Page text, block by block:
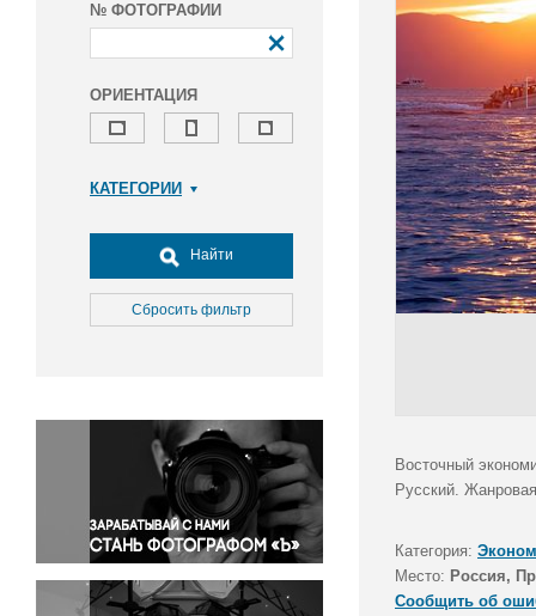
№ ФОТОГРАФИИ
ОРИЕНТАЦИЯ
КАТЕГОРИИ
Досуг, туризм и отдых
Культура
Медицина
Окружающая среда
Политика
Правосудие
Происшествия и конфликты
Религия
Светская жизнь
Спорт
Найти
Сбросить фильтр
Восточный
Русский.
Категория:
Место: Россия,
Сообщить об